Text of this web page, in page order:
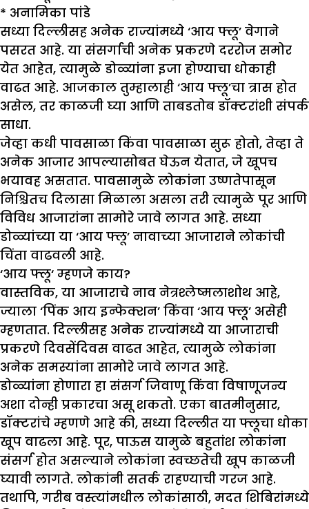
* अनामिका पांडे
सध्या दिल्लीसह अनेक राज्यांमध्ये ‘आय फ्लू’ वेगाने
पसरत आहे. या संसर्गाची अनेक प्रकरणे दररोज समोर
येत आहेत, त्यामुळे डोळ्यांना इजा होण्याचा धोकाही
वाढत आहे. आजकाल तुम्हालाही ‘आय फ्लू’चा त्रास होत
असेल, तर काळजी घ्या आणि ताबडतोब डॉक्टरांशी संपर्क
साधा.
जेव्हा कधी पावसाळा किंवा पावसाळा सुरू होतो, तेव्हा ते
अनेक आजार आपल्यासोबत घेऊन येतात, जे खूपच
भयावह असतात. पावसामुळे लोकांना उष्णतेपासून
निश्चितच दिलासा मिळाला असला तरी त्यामुळे पूर आणि
विविध आजारांना सामोरे जावे लागत आहे. सध्या
डोळ्यांच्या या ‘आय फ्लू’ नावाच्या आजाराने लोकांची
चिंता वाढवली आहे.
‘आय फ्लू‘ म्हणजे काय?
वास्तविक, या आजाराचे नाव नेत्रश्लेष्मलाशोथ आहे,
ज्याला ‘पिंक आय इन्फेक्शन’ किंवा ‘आय फ्लू’ असेही
म्हणतात. दिल्लीसह अनेक राज्यांमध्ये या आजाराची
प्रकरणे दिवसेंदिवस वाढत आहेत, त्यामुळे लोकांना
अनेक समस्यांना सामोरे जावे लागत आहे.
डोळ्यांना होणारा हा संसर्ग जिवाणू किंवा विषाणूजन्य
अशा दोन्ही प्रकारचा असू शकतो. एका बातमीनुसार,
डॉक्टरांचे म्हणणे आहे की, सध्या दिल्लीत या फ्लूचा धोका
खूप वाढला आहे. पूर, पाऊस यामुळे बहुतांश लोकांना
संसर्ग होत असल्याने लोकांना स्वच्छतेची खूप काळजी
घ्यावी लागते. लोकांनी सतर्क राहण्याची गरज आहे.
तथापि, गरीब वस्त्यांमधील लोकांसाठी, मदत शिबिरांमध्ये